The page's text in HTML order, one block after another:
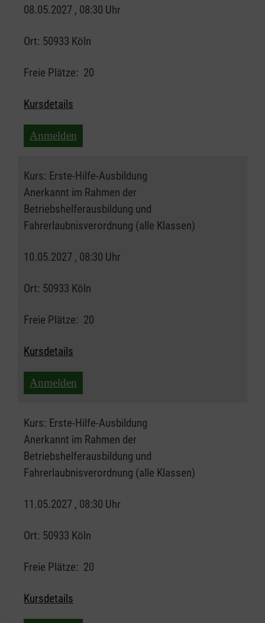
08.05.2027 , 08:30 Uhr
Ort: 50933 Köln
Freie Plätze: 20
Kursdetails
Anmelden
Kurs: Erste-Hilfe-Ausbildung
Anerkannt im Rahmen der
Betriebshelferausbildung und
Fahrerlaubnisverordnung (alle Klassen)
10.05.2027 , 08:30 Uhr
Ort: 50933 Köln
Freie Plätze: 20
Kursdetails
Anmelden
Kurs: Erste-Hilfe-Ausbildung
Anerkannt im Rahmen der
Betriebshelferausbildung und
Fahrerlaubnisverordnung (alle Klassen)
11.05.2027 , 08:30 Uhr
Ort: 50933 Köln
Freie Plätze: 20
Kursdetails